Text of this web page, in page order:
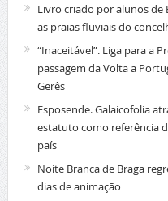
Livro criado por alunos de
as praias fluviais do
“Inaceitável”. Liga para a
passagem da Volta a
Gerês
Esposende. Galaicofolia
estatuto como referência
país
Noite Branca de Braga
dias de animação